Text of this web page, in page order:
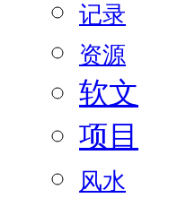
记录
资源
软文
项目
风水